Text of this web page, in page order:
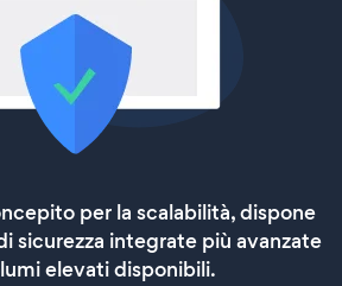
per la scalabilità, dispone
sicurezza integrate più avanzate
elevati disponibili.